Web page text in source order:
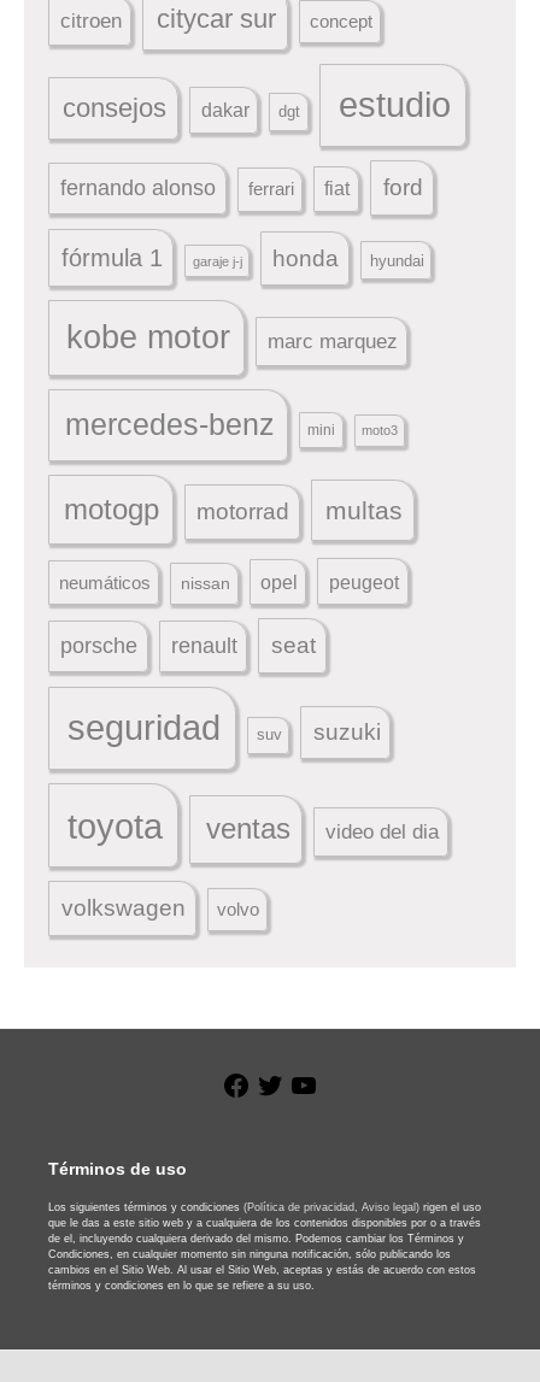
citroen citycar sur concept
consejos dakar dgt estudio
fernando alonso ferrari fiat ford
fórmula 1 garaje j-j honda hyundai
kobe motor marc marquez
mercedes-benz mini moto3
motogp motorrad multas
neumáticos nissan opel peugeot
porsche renault seat
seguridad suv suzuki
toyota ventas video del dia
volkswagen volvo
Facebook
Twitter
Términos de uso
Los siguientes términos y condiciones (Política de privacidad, Aviso legal) rigen el uso
que le das a este sitio web y a cualquiera de los contenidos disponibles por o a través
de el, incluyendo cualquiera derivado del mismo. Podemos cambiar los Términos y
Condiciones, en cualquier momento sin ninguna notificación, sólo publicando los
cambios en el Sitio Web. Al usar el Sitio Web, aceptas y estás de acuerdo con estos
términos y condiciones en lo que se refiere a su uso.